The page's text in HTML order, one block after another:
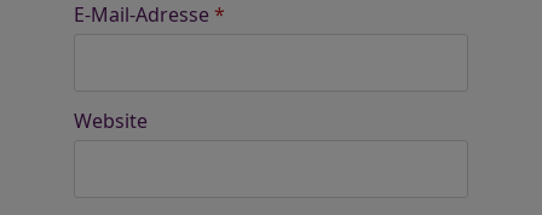
E-Mail-Adresse *
Website